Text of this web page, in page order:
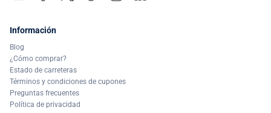
Información
Blog
¿Cómo comprar?
Estado de carreteras
Términos y condiciones de cupones
Preguntas frecuentes
Política de privacidad